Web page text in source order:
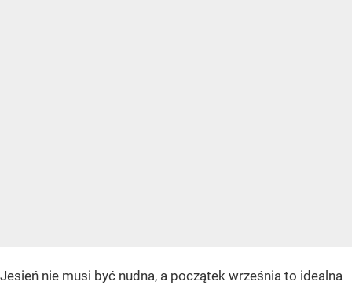
Jesień nie musi być nudna, a początek września to idealna